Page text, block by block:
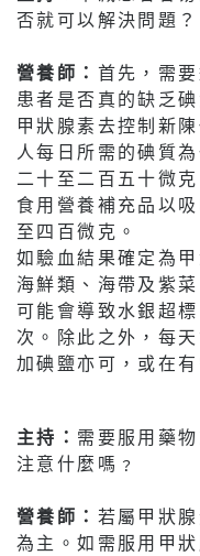
否就可以解決問題？
營養師： 首先，需
患者是否真的缺乏
甲狀腺素去控制新
人每日所需的碘質
二十至二百五十微
食用營養補充品以
至四百微克。
如驗血結果確定為
海鮮類、海帶及紫
可能會導致水銀超
次。除此之外，每
加碘鹽亦可，或在
主持： 需要服用藥
注意什麼嗎﹖
營養師： 若屬甲狀
為主。如需服用甲